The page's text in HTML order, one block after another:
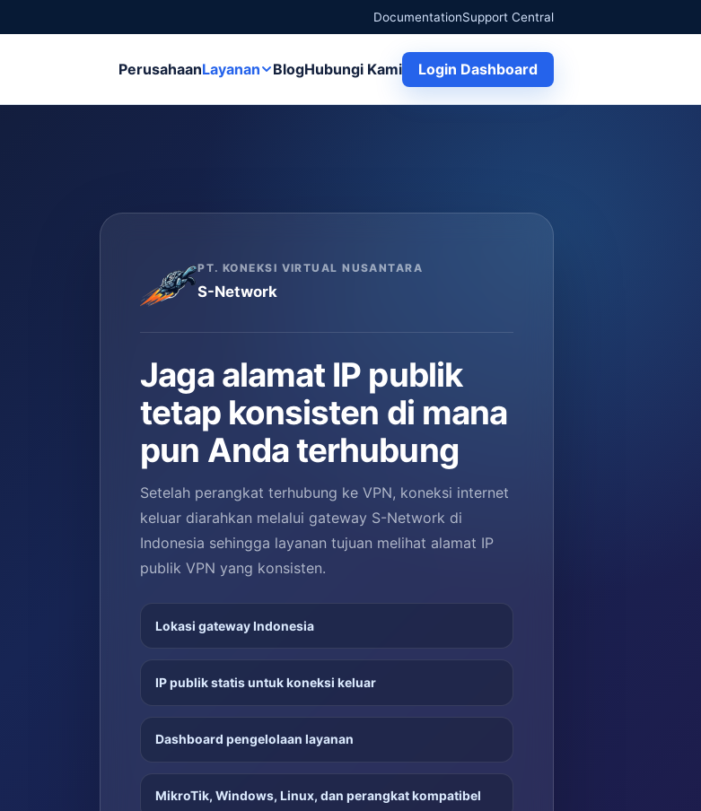
DocumentationSupport Central
PerusahaanLayanan BlogHubungi Kami Login Dashboard
PT. KONEKSI VIRTUAL NUSANTARA
S-Network
Jaga alamat IP publik
tetap konsisten di mana
pun Anda terhubung
Setelah perangkat terhubung ke VPN, koneksi internet
keluar diarahkan melalui gateway S-Network di
Indonesia sehingga layanan tujuan melihat alamat IP
publik VPN yang konsisten.
Lokasi gateway Indonesia
IP publik statis untuk koneksi keluar
Dashboard pengelolaan layanan
MikroTik, Windows, Linux, dan perangkat kompatibel